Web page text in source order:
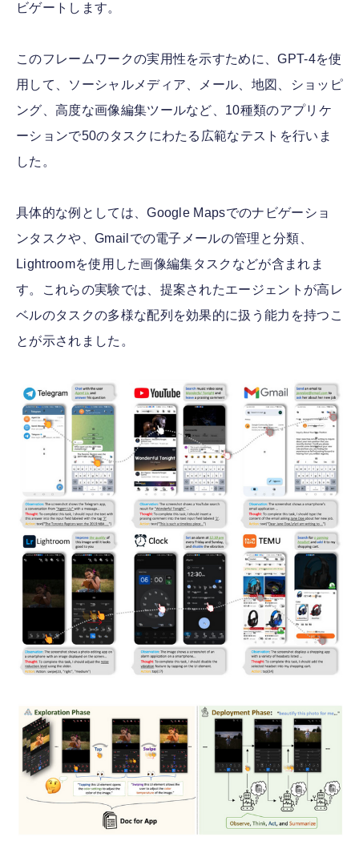
ビゲートします。
このフレームワークの実用性を示すために、GPT-4を使
用して、ソーシャルメディア、メール、地図、ショッピ
ング、高度な画像編集ツールなど、10種類のアプリケ
ーションで50のタスクにわたる広範なテストを行いま
した。
具体的な例としては、Google Mapsでのナビゲーショ
ンタスクや、Gmailでの電子メールの管理と分類、
Lightroomを使用した画像編集タスクなどが含まれま
す。これらの実験では、提案されたエージェントが高レ
ベルのタスクの多様な配列を効果的に扱う能力を持つこ
とが示されました。